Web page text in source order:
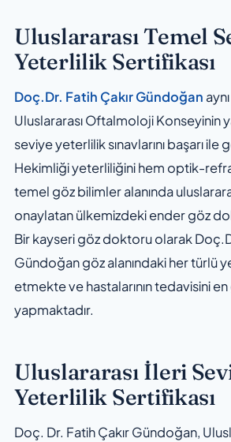
Uluslararası Temel
Yeterlilik Sertifikası
Doç.Dr. Fatih Çakır Gündoğan
Uluslararası Oftalmoloji Konseyinin
seviye yeterlilik sınavlarını başarı
Hekimliği yeterliliğini hem optik-
temel göz bilimler alanında
onaylatan ülkemizdeki ender göz
Bir kayseri göz doktoru olarak
Gündoğan göz alanındaki her türlü
etmekte ve hastalarının tedavisini
yapmaktadır.
Uluslararası İleri
Yeterlilik Sertifikası
Doç. Dr. Fatih Çakır Gündoğan,